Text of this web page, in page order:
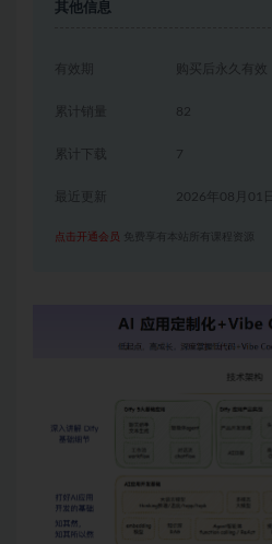
其他信息
有效期 购买后永久有效
累计销量 82
累计下载 7
2026年08月01日
点击开通会员 免费享有本站所有课程资源